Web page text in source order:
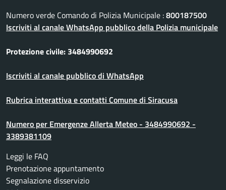
Numero verde Comando di Polizia Municipale :800187500
Iscriviti al canale WhatsApp pubblico della Polizia municipale
Protezione civile: 3484990692
Iscriviti al canale pubblico di WhatsApp
Rubrica interattiva e contatti Comune di Siracusa
Numero per Emergenze Allerta Meteo - 3484990692 -
3389381109
Leggi le FAQ
Prenotazione appuntamento
Segnalazione disservizio